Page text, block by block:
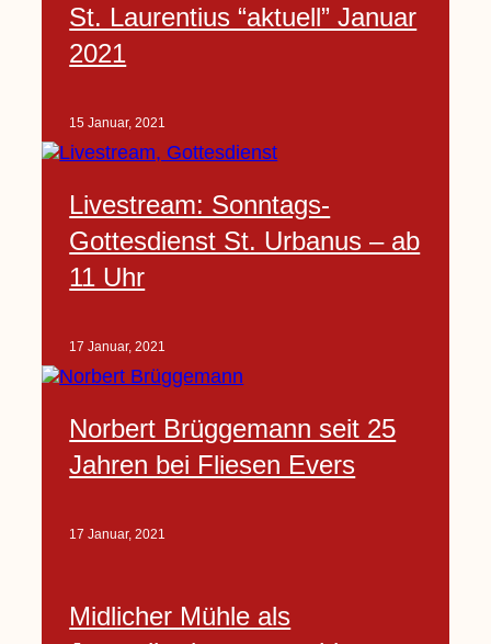
St. Laurentius “aktuell” Januar
2021
15 Januar, 2021
Livestream: Sonntags-
Gottesdienst St. Urbanus – ab
11 Uhr
17 Januar, 2021
Norbert Brüggemann seit 25
Jahren bei Fliesen Evers
17 Januar, 2021
Midlicher Mühle als